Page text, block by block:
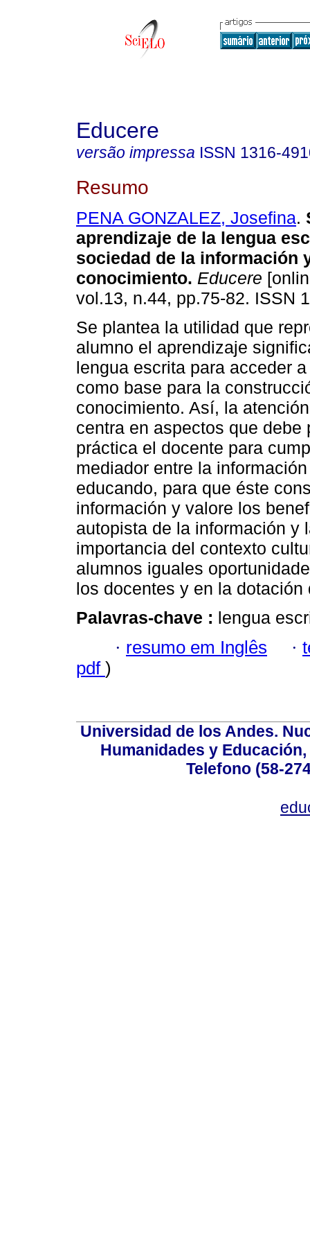
Educere
versão impressa ISSN 1316-
Resumo
PENA GONZALEZ, Josefina.
aprendizaje de la lengua
sociedad de la información
conocimiento. Educere
vol.13, n.44, pp.75-82. ISSN
Se plantea la utilidad que
alumno el aprendizaje
lengua escrita para acceder
como base para la
conocimiento. Así, la
centra en aspectos que debe
práctica el docente para
mediador entre la
educando, para que éste
información y valore los
autopista de la información y
importancia del contexto
alumnos iguales
los docentes y en la
Palavras-chave : lengua
· resumo em Inglês ·
pdf )
Universidad de los Andes.
Humanidades y
Telefono (58-